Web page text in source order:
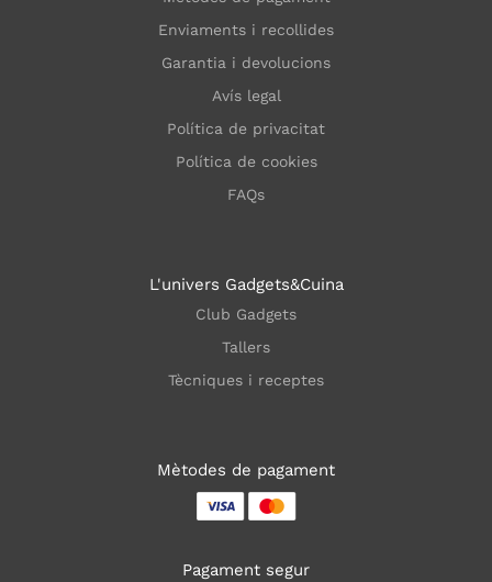
Enviaments i recollides
Garantia i devolucions
Avís legal
Política de privacitat
Política de cookies
FAQs
L'univers Gadgets&Cuina
Club Gadgets
Tallers
Tècniques i receptes
Mètodes de pagament
Pagament segur